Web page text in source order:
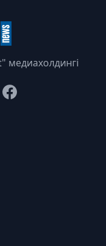
медиахолдингі